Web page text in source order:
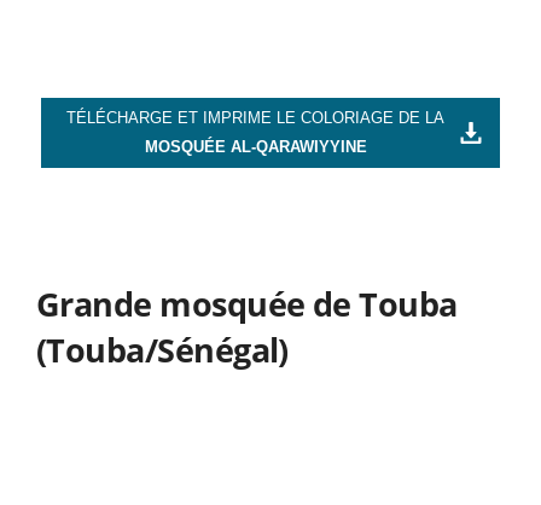
TÉLÉCHARGE ET IMPRIME LE COLORIAGE DE LA
MOSQUÉE AL-QARAWIYYINE
Grande mosquée de Touba
(Touba/Sénégal)